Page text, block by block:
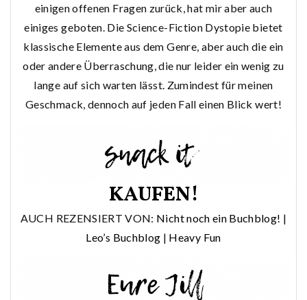
einigen offenen Fragen zurück, hat mir aber auch
einiges geboten. Die Science-Fiction Dystopie bietet
klassische Elemente aus dem Genre, aber auch die ein
oder andere Überraschung, die nur leider ein wenig zu
lange auf sich warten lässt. Zumindest für meinen
Geschmack, dennoch auf jeden Fall einen Blick wert!
KAUFEN!
AUCH REZENSIERT VON: Nicht noch ein Buchblog! |
Leo’s Buchblog | Heavy Fun